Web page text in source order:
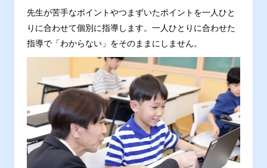
先生が苦手なポイントやつまずいたポイントを一人ひと
りに合わせて個別に指導します。一人ひとりに合わせた
指導で「わからない」をそのままにしません。